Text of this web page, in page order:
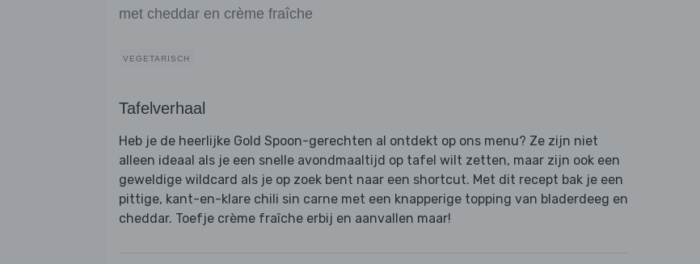
met cheddar en crème fraîche
VEGETARISCH
Tafelverhaal
Heb je de heerlijke Gold Spoon-gerechten al ontdekt op ons menu? Ze zijn niet
alleen ideaal als je een snelle avondmaaltijd op tafel wilt zetten, maar zijn ook een
geweldige wildcard als je op zoek bent naar een shortcut. Met dit recept bak je een
pittige, kant-en-klare chili sin carne met een knapperige topping van bladerdeeg en
cheddar. Toefje crème fraîche erbij en aanvallen maar!